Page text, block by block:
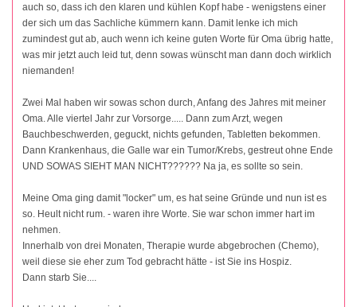
auch so, dass ich den klaren und kühlen Kopf habe - wenigstens einer
der sich um das Sachliche kümmern kann. Damit lenke ich mich
zumindest gut ab, auch wenn ich keine guten Worte für Oma übrig hatte,
was mir jetzt auch leid tut, denn sowas wünscht man dann doch wirklich
niemanden!
Zwei Mal haben wir sowas schon durch, Anfang des Jahres mit meiner
Oma. Alle viertel Jahr zur Vorsorge..... Dann zum Arzt, wegen
Bauchbeschwerden, geguckt, nichts gefunden, Tabletten bekommen.
Dann Krankenhaus, die Galle war ein Tumor/Krebs, gestreut ohne Ende
UND SOWAS SIEHT MAN NICHT?????? Na ja, es sollte so sein.
Meine Oma ging damit "locker" um, es hat seine Gründe und nun ist es
so. Heult nicht rum. - waren ihre Worte. Sie war schon immer hart im
nehmen.
Innerhalb von drei Monaten, Therapie wurde abgebrochen (Chemo),
weil diese sie eher zum Tod gebracht hätte - ist Sie ins Hospiz.
Dann starb Sie....